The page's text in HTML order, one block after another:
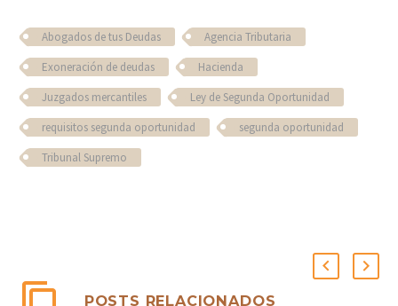
Abogados de tus Deudas
Agencia Tributaria
Exoneración de deudas
Hacienda
Juzgados mercantiles
Ley de Segunda Oportunidad
requisitos segunda oportunidad
segunda oportunidad
Tribunal Supremo
POSTS RELACIONADOS